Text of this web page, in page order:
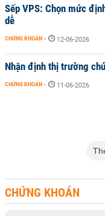
Sếp VPS: Chọn mức
dễ
CHỨNG KHOÁN - 12-06-2026
Nhận định thị trường
CHỨNG KHOÁN - 11-06-2026
CHỨNG KHOÁN